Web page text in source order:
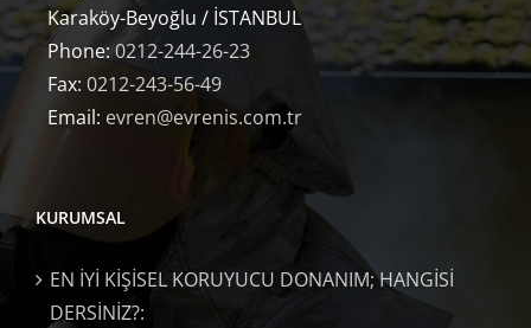
Karaköy-Beyoğlu / İSTANBUL
Phone: 0212-244-26-23
Fax: 0212-243-56-49
Email: evren@evrenis.com.tr
KURUMSAL
EN İYİ KİŞİSEL KORUYUCU DONANIM; HANGİSİ
DERSİNİZ?: